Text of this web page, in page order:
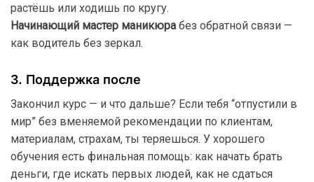
растёшь или ходишь по кругу.
Начинающий мастер маникюра без обратной связи —
как водитель без зеркал.
3. Поддержка после
Закончил курс — и что дальше? Если тебя “отпустили в
мир” без вменяемой рекомендации по клиентам,
материалам, страхам, ты теряешься. У хорошего
обучения есть финальная помощь: как начать брать
деньги, где искать первых людей, как не сдаться